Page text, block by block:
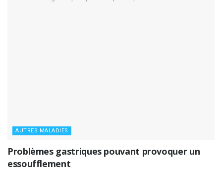
AUTRES MALADIES
Problèmes gastriques pouvant provoquer un
essoufflement